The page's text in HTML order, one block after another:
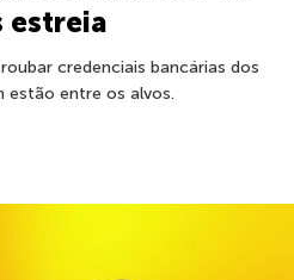
estreia
credenciais bancárias dos
estão entre os alvos.